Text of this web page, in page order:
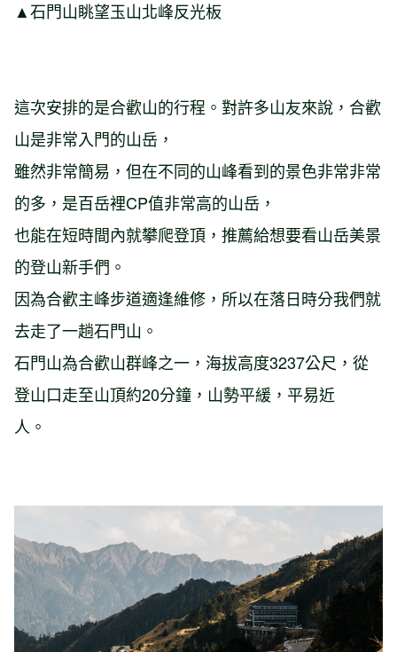
▲石門山眺望玉山北峰反光板
這次安排的是合歡山的行程。對許多山友來說，合歡
山是非常入門的山岳，
雖然非常簡易，但在不同的山峰看到的景色非常非常
的多，是百岳裡CP值非常高的山岳，
也能在短時間內就攀爬登頂，推薦給想要看山岳美景
的登山新手們。
因為合歡主峰步道適逢維修，所以在落日時分我們就
去走了一趟石門山。
石門山為合歡山群峰之一，海拔高度3237公尺，從
登山口走至山頂約20分鐘，山勢平緩，平易近
人。